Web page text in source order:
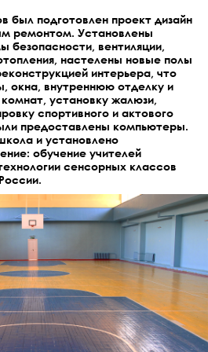
был подготовлен проект дизайн
ремонтом. Установлены
вентиляции,
настелены новые полы
интерьера, что
окна, внутреннюю отделку и
установку жалюзи,
спортивного и актового
предоставлены компьютеры.
и установлено
обучение учителей
сенсорных классов